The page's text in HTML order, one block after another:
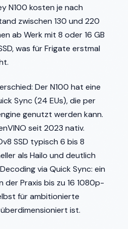
N100 kosten je nach
zwischen 130 und 220
ab Werk mit 8 oder 16 GB
was für Frigate erstmal
Der N100 hat eine
Sync (24 EUs), die per
genutzt werden kann.
seit 2023 nativ.
SSD typisch 6 bis 8
als Hailo und deutlich
via Quick Sync: ein
der Praxis bis zu 16 1080p-
für ambitionierte
ist.